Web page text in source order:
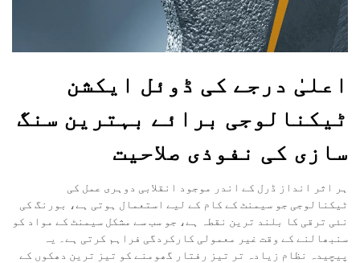
اعلیٰ درجے کی ڈوئل ایکشن
ٹیکنالوجی برائے بہترین سنگ
سازی کی نفوذی صلاحیت
ہر اثر انداز ڈرل کے اندر موجود انقلابی دوہری عمل کی
ٹیکنالوجی جو سیمنٹ کے کام کے لیے استعمال ہوتی ہے، بورنگ کی
نئی ترقی کا بلند ترین نقطہ ہے، جو سب سے مشکل سیمنٹ کے مواد کو
سنبھالنے کے وقت غیر معمولی کارکردگی فراہم کرتی ہے۔ یہ
پیچیدہ نظام زیادہ تر تیز رفتار گھومنے کو تیز ترین دھکوں کے